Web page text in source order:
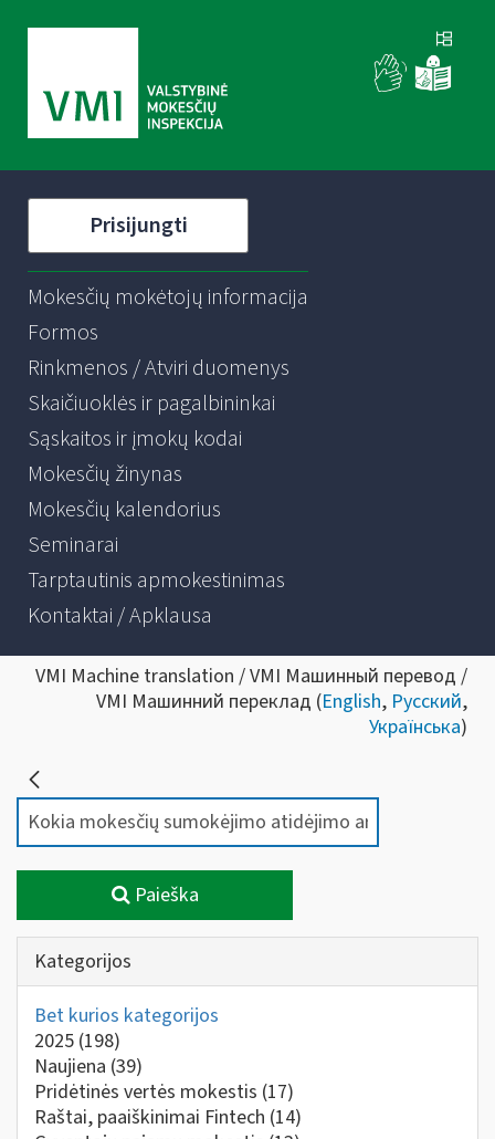
Prisijungti
Mokesčių mokėtojų informacija
Formos
Rinkmenos / Atviri duomenys
Skaičiuoklės ir pagalbininkai
Sąskaitos ir įmokų kodai
Mokesčių žinynas
Mokesčių kalendorius
Seminarai
Tarptautinis apmokestinimas
Kontaktai / Apklausa
VMI Machine translation / VMI Машинный перевод /
VMI Машинний переклад (English, Русский,
Українська)
Paieška
Kategorijos
Bet kurios kategorijos
2025 (198)
Naujiena (39)
Pridėtinės vertės mokestis (17)
Raštai, paaiškinimai Fintech (14)